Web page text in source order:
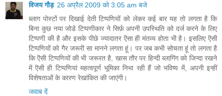
विजय गौड़ 26 अप्रैल 2009 को 3:05 am बजे
ब्लाग पोस्टों पर दिखाई देती टिप्पणियों को लेकर कई बार यह तो लगता है कि
बिना कुछ नया जोडे टिप्पणीकार ने सिर्फ़ अपनी उपस्थिति को दर्ज करने के लिए
टिप्पणी की है और इसके पीछे ज्यादातर ऎसा ही मंतव्य होता भी है। इसलिए ऎसी
टिप्पणियों को गैर जरूरी सा मानने लगता हूं। पर जब कभी सोचता हूं तो लगता है
कि ऎसी टिप्पणियों की भी जरूरत है, खास तौर पर हिन्दी ब्लागिंग को जिन्दा रखने
में ऎसी ही टिप्पणियां महत्वपूर्ण भूमिका निभा रही हैं जो भविष्य में, अपनी इन्हीं
विशेषताओं के कारण रेखांकित की जाएंगी।
जवाब दें